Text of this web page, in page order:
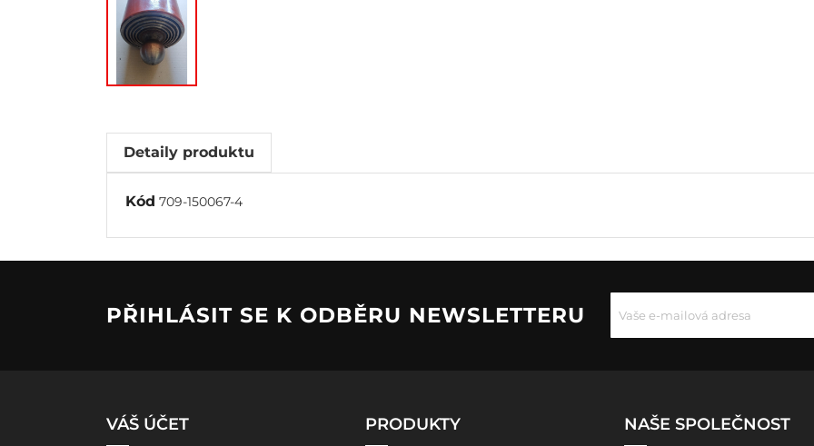
Detaily produktu
Kód 709-150067-4
PŘIHLÁSIT SE K ODBĚRU NEWSLETTERU
VÁŠ ÚČET PRODUKTY NAŠE SPOLEČNOST